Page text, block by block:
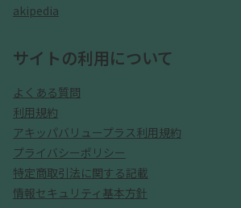
akipedia
サイトの利用について
よくある質問
利用規約
アキッパバリュープラス利用規約
プライバシーポリシー
特定商取引法に関する記載
情報セキュリティ基本方針